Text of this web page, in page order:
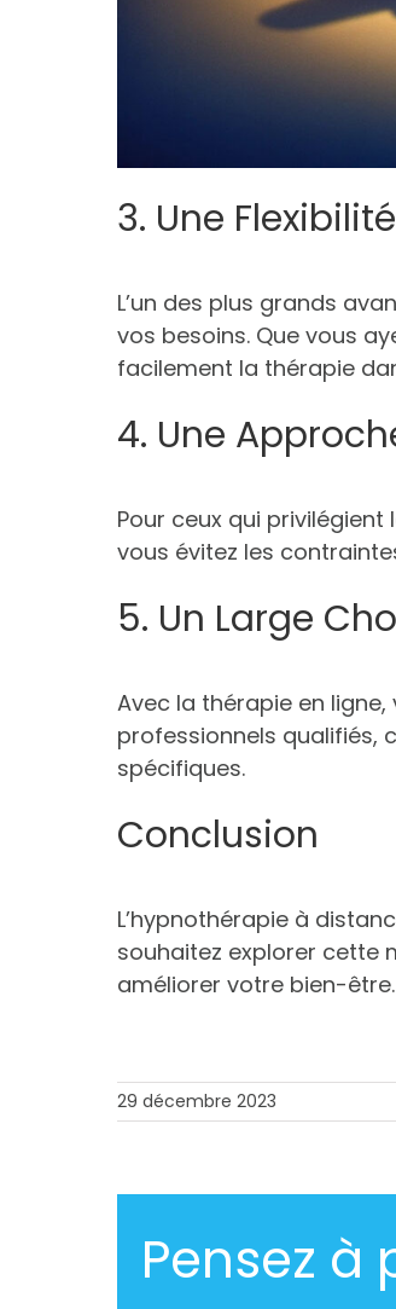
3. Une
L’un des plus grands
vos besoins. Que vous
facilement la thérapie
4. Une
Pour ceux qui
vous évitez les
5. Un Large
Avec la thérapie en
professionnels qualifiés,
spécifiques.
Conclusion
L’hypnothérapie à
souhaitez explorer cette
améliorer votre bien-être.
29 décembre 2023
Pensez